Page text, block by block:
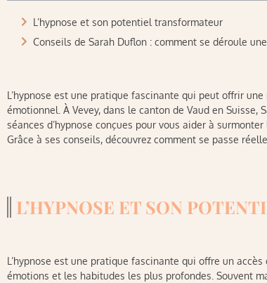
L’hypnose et son potentiel transformateur
Conseils de Sarah Duflon : comment se déroule une
L’hypnose est une pratique fascinante qui peut offrir
émotionnel. À Vevey, dans le canton de Vaud en
séances d’hypnose conçues pour vous aider à
Grâce à ses conseils, découvrez comment se passe
L’HYPNOSE ET SON
L’hypnose est une pratique fascinante qui offre un
émotions et les habitudes les plus profondes. Souvent